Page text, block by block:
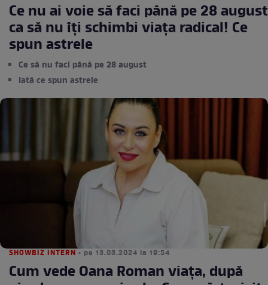
Ce nu ai voie să faci până pe 28 august
ca să nu îți schimbi viața radical! Ce
spun astrele
Ce să nu faci până pe 28 august
Iată ce spun astrele
SHOWBIZ INTERN • pe 13.03.2024 la 19:54
Cum vede Oana Roman viața, după